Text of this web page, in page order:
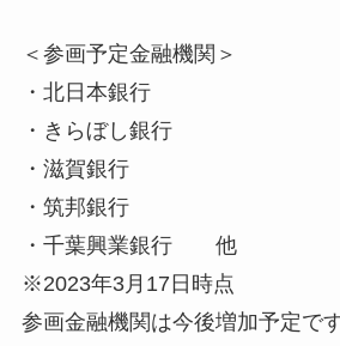
＜参画予定金融機関＞
・北日本銀行
・きらぼし銀行
・滋賀銀行
・筑邦銀行
・千葉興業銀行 他
※2023年3月17日時点
参画金融機関は今後増加予定で